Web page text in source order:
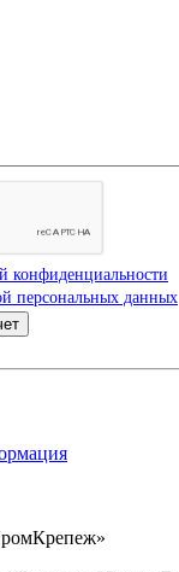
конфиденциальности
персональных данных